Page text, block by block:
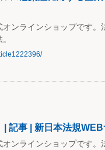
ンラインショップです
記事 | 新日本法規WEB
ンラインショップです